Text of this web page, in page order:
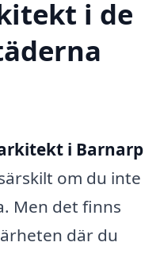
i de
i Barnarp
om du inte
Men det finns
där du